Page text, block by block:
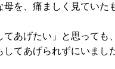
母を、痛ましく見ていた
てあげたい」と思っても、
してあげられずにいまし